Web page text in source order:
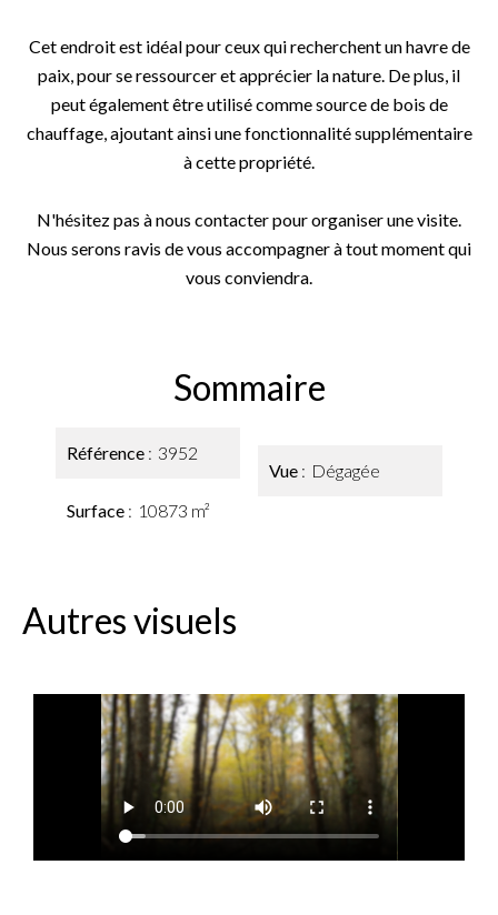
Cet endroit est idéal pour ceux qui recherchent un havre de
paix, pour se ressourcer et apprécier la nature. De plus, il
peut également être utilisé comme source de bois de
chauffage, ajoutant ainsi une fonctionnalité supplémentaire
à cette propriété.
N'hésitez pas à nous contacter pour organiser une visite.
Nous serons ravis de vous accompagner à tout moment qui
vous conviendra.
Sommaire
Référence 3952
Surface 10873 m²
Vue Dégagée
Autres visuels